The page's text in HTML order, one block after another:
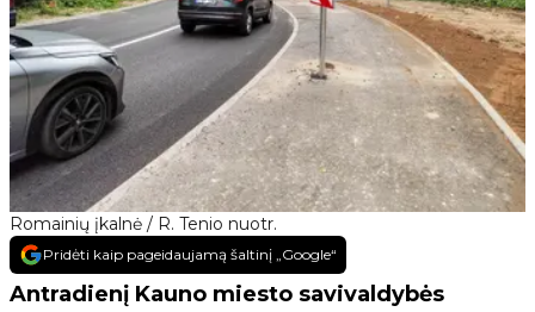
Romainių įkalnė / R. Tenio nuotr.
Pridėti kaip pageidaujamą šaltinį „Google“
Antradienį Kauno miesto savivaldybės